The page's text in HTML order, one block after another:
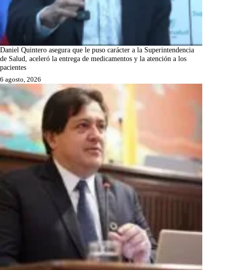
Daniel Quintero asegura que le puso carácter a la Superintendencia
de Salud, aceleró la entrega de medicamentos y la atención a los
pacientes
6 agosto, 2026